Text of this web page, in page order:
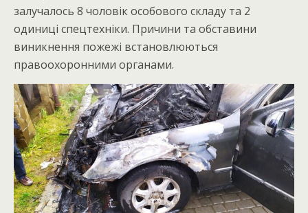
залучалось 8 чоловік особового складу та 2
одиниці спецтехніки. Причини та обставини
виникнення пожежі встановлюються
правоохоронними органами.